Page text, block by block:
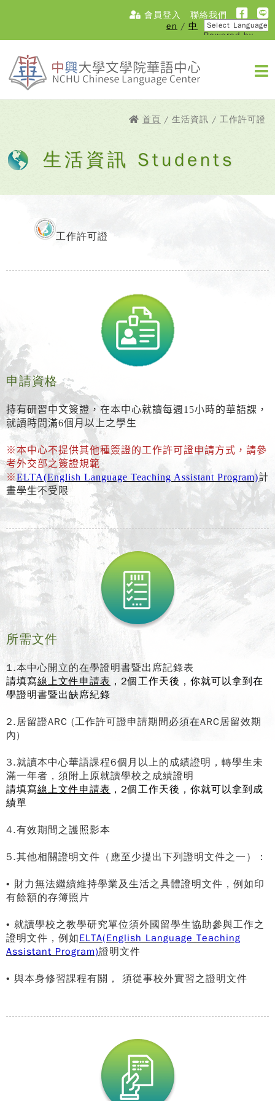
會員登入
聯絡我們
en / 中
Powered by
首頁 / 生活資訊 / 工作許可證
生活資訊 Students
工作許可證
申請資格
持有研習中文簽證，在本中心就讀每週15小時的華語課，
就讀時間滿6個月以上之學生
※本中心不提供其他種簽證的工作許可證申請方式，請參
考外交部之簽證規範
※ELTA(English Language Teaching Assistant Program)計
畫學生不受限
所需文件
1.本中心開立的在學證明書暨出席記錄表
請填寫線上文件申請表 ，2個工作天後，你就可以拿到在
學證明書暨出缺席紀錄
2.居留證ARC (工作許可證申請期間必須在ARC居留效期
內)
3.就讀本中心華語課程6個月以上的成績證明，轉學生未
滿一年者，須附上原就讀學校之成績證明
請填寫線上文件申請表 ，2個工作天後，你就可以拿到成
績單
4.有效期間之護照影本
5.其他相關證明文件（應至少提出下列證明文件之一）：
• 財力無法繼續維持學業及生活之具體證明文件，例如印
有餘額的存簿照片
• 就讀學校之教學研究單位須外國留學生協助參與工作之
證明文件，例如ELTA(English Language Teaching
Assistant Program)證明文件
• 與本身修習課程有關， 須從事校外實習之證明文件